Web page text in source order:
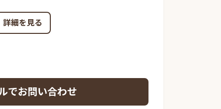
詳細を見る
でお問い合わせ